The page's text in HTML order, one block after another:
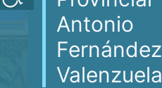
Antonio
Fernández
Valenzuela